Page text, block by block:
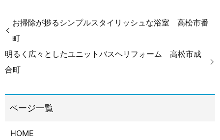
お掃除が捗るシンプルスタイリッシュな浴室 高松市番
町
明るく広々としたユニットバスヘリフォーム 高松市成
合町
HOME